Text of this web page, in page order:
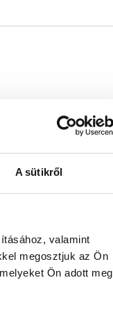
A sütikről
valamint
megosztjuk az Ön
Ön adott meg